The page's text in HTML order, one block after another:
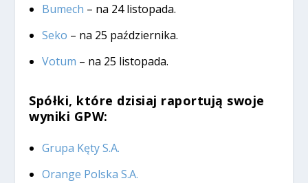
Bumech – na 24 listopada.
Seko – na 25 października.
Votum – na 25 listopada.
Spółki, które dzisiaj raportują swoje
wyniki GPW:
Grupa Kęty S.A.
Orange Polska S.A.